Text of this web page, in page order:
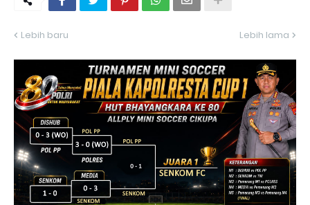
Lebih baru Lebih lama